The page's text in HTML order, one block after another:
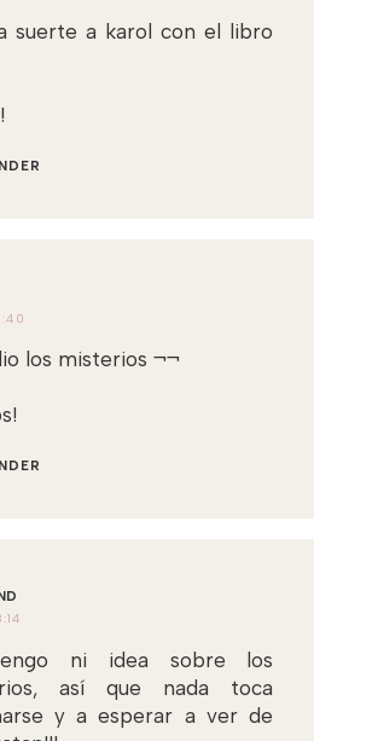
suerte a karol con el libro
los misterios ¬¬
ni idea sobre los
así que nada toca
y a esperar a ver de